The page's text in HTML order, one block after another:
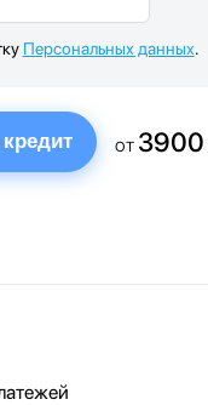
Персональных данных.
от 3900